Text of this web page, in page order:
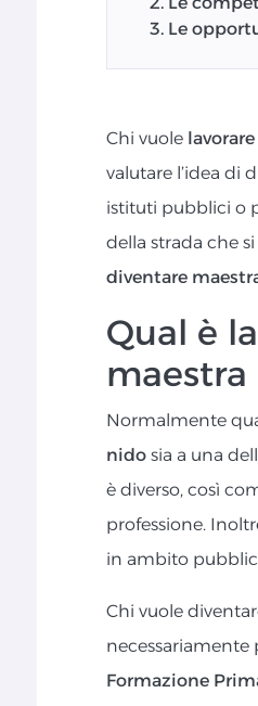
Le
Chi vuole
valutare l’idea di
istituti pubblici o
della strada che
diventare
Qual è
maestra
Normalmente
nido sia a una
è diverso, così
professione.
in ambito
Chi vuole
necessariamente
Formazione